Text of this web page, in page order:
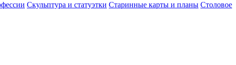
Скульптура и статуэтки Старинные карты и планы Столовое